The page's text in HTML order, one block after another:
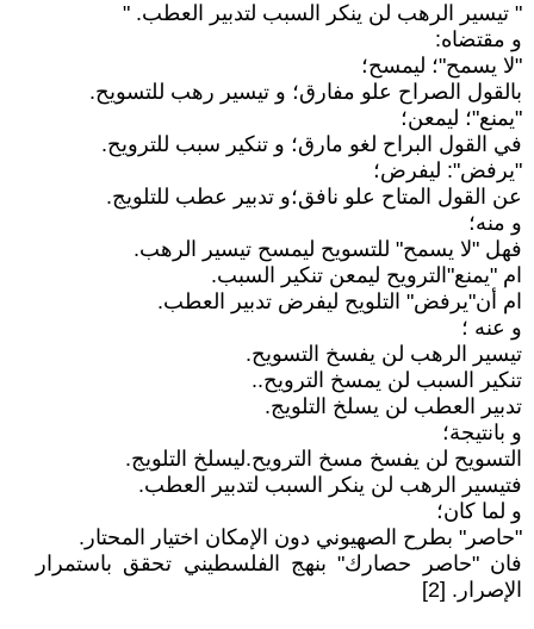
" تيسير الرهب لن ينكر السبب لتدبير العطب. "
و مقتضاه:
"لا يسمح"؛ ليمسح؛
بالقول الصراح علو مفارق؛ و تيسير رهب للتسويح.
"يمنع"؛ ليمعن؛
في القول البراح لغو مارق؛ و تنكير سبب للترويح.
"يرفض": ليفرض؛
عن القول المتاح علو نافق؛و تدبير عطب للتلويج.
و منه؛
فهل "لا يسمح" للتسويح ليمسح تيسير الرهب.
ام "يمنع"الترويح ليمعن تنكير السبب.
ام أن"يرفض" التلويح ليفرض تدبير العطب.
و عنه ؛
تيسير الرهب لن يفسخ التسويح.
تنكير السبب لن يمسخ الترويح..
تدبير العطب لن يسلخ التلويج.
و بانتيجة؛
التسويح لن يفسخ مسخ الترويح.ليسلخ التلويج.
فتيسير الرهب لن ينكر السبب لتدبير العطب.
و لما كان؛
"حاصر" بطرح الصهيوني دون الإمكان اختيار المحتار.
فان "حاصر حصارك" بنهج الفلسطيني تحقق باستمرار
الإصرار. [2]